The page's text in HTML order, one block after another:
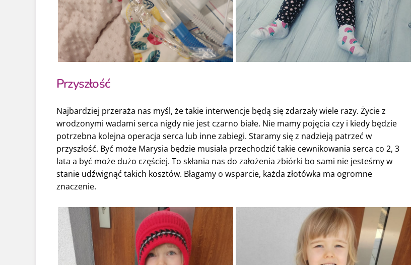
Przyszłość
Najbardziej przeraża nas myśl, że takie interwencje będą się zdarzały wiele razy. Życie z
wrodzonymi wadami serca nigdy nie jest czarno białe. Nie mamy pojęcia czy i kiedy będzie
potrzebna kolejna operacja serca lub inne zabiegi. Staramy się z nadzieją patrzeć w
przyszłość. Być może Marysia będzie musiała przechodzić takie cewnikowania serca co 2, 3
lata a być może dużo częściej. To skłania nas do założenia zbiórki bo sami nie jesteśmy w
stanie udźwignąć takich kosztów. Błagamy o wsparcie, każda złotówka ma ogromne
znaczenie.